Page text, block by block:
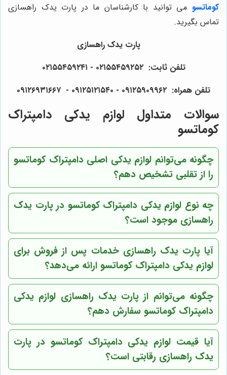
کوماتسو می توانید با کارشناسان ما در پارت یدک راهسازی
تماس بگیرید.
پارت یدک راهسازی
تلفن ثابت: ۰۲۱۵۵۴۵۹۲۵۲ - ۰۲۱۵۵۴۵۹۲۴۱
تلفن همراه: ۰۹۱۲۵۹۰۹۹۶۲ - ۰۹۱۲۵۱۲۱۵۴۰‌‌‌ - ۰۹۱۲۶۹۳۱۶۶۷
سوالات متداول لوازم یدکی دامپتراک
کوماتسو
چگونه می‌توانم لوازم یدکی اصلی دامپتراک کوماتسو
را از تقلبی تشخیص دهم؟
چه نوع لوازم یدکی دامپتراک کوماتسو در پارت یدک
راهسازی موجود است؟
آیا پارت یدک راهسازی خدمات پس از فروش برای
لوازم یدکی دامپتراک کوماتسو ارائه می‌دهد؟
چگونه می‌توانم از پارت یدک راهسازی لوازم یدکی
دامپتراک کوماتسو سفارش دهم؟
آیا قیمت لوازم یدکی دامپتراک کوماتسو در پارت
یدک راهسازی رقابتی است؟